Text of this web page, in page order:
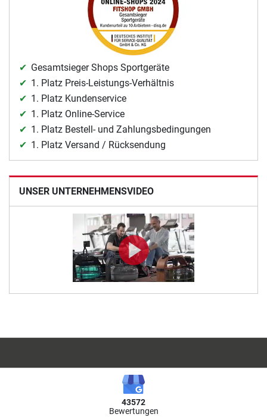
Gesamtsieger Shops Sportgeräte
1. Platz Preis-Leistungs-Verhältnis
1. Platz Kundenservice
1. Platz Online-Service
1. Platz Bestell- und Zahlungsbedingungen
1. Platz Versand / Rücksendung
UNSER UNTERNEHMENSVIDEO
43572
Bewertungen